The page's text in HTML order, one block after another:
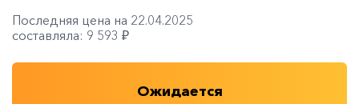
Последняя цена на 22.04.2025
составляла: 9 593 ₽
Ожидается